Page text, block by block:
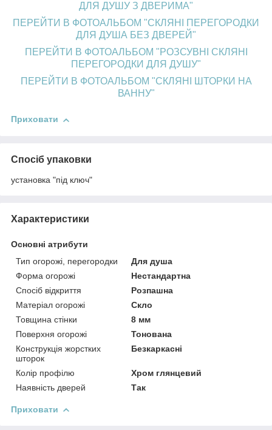
ДЛЯ ДУШУ З ДВЕРИМА"
ПЕРЕЙТИ В ФОТОАЛЬБОМ "СКЛЯНІ ПЕРЕГОРОДКИ
ДЛЯ ДУША БЕЗ ДВЕРЕЙ"
ПЕРЕЙТИ В ФОТОАЛЬБОМ "РОЗСУВНІ СКЛЯНІ
ПЕРЕГОРОДКИ ДЛЯ ДУШУ"
ПЕРЕЙТИ В ФОТОАЛЬБОМ "СКЛЯНІ ШТОРКИ НА
ВАННУ"
Приховати
Спосіб упаковки
установка "під ключ"
Характеристики
Основні атрибути
Тип огорожі, перегородки
Для душа
Форма огорожі
Нестандартна
Спосіб відкриття
Розпашна
Матеріал огорожі
Скло
Товщина стінки
8 мм
Поверхня огорожі
Тонована
Конструкція жорстких
шторок
Безкаркасні
Колір профілю
Хром глянцевий
Наявність дверей
Так
Приховати